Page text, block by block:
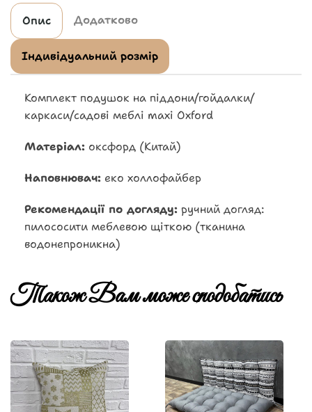
Опис Додатково
Індивідуальний розмір
Комплект подушок на піддони/гойдалки/
каркаси/садові меблі maxi Oxford
Матеріал: оксфорд (Китай)
Наповнювач: еко холлофайбер
Рекомендації по догляду: ручний догляд:
пилососити меблевою щіткою (тканина
водонепроникна)
Також Вам може сподобатись